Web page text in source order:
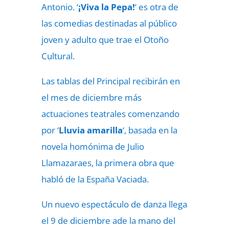
Antonio. ‘¡Viva la Pepa!‘ es otra de
las comedias destinadas al público
joven y adulto que trae el Otoño
Cultural.
Las tablas del Principal recibirán en
el mes de diciembre más
actuaciones teatrales comenzando
por ‘Lluvia amarilla‘, basada en la
novela homónima de Julio
Llamazaraes, la primera obra que
habló de la España Vaciada.
Un nuevo espectáculo de danza llega
el 9 de diciembre ade la mano del